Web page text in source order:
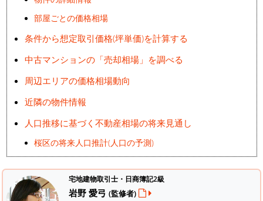
部屋ごとの価格相場
条件から想定取引価格(坪単価)を計算する
中古マンションの「売却相場」を調べる
周辺エリアの価格相場動向
近隣の物件情報
人口推移に基づく不動産相場の将来見通し
桜区の将来人口推計(人口の予測)
宅地建物取引士・日商簿記2級
岩野 愛弓 (監修者)